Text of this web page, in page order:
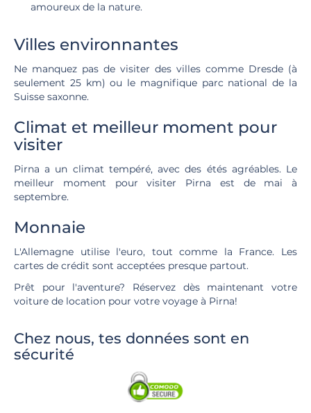
amoureux de la nature.
Villes environnantes
Ne manquez pas de visiter des villes comme Dresde (à
seulement 25 km) ou le magnifique parc national de la
Suisse saxonne.
Climat et meilleur moment pour
visiter
Pirna a un climat tempéré, avec des étés agréables. Le
meilleur moment pour visiter Pirna est de mai à
septembre.
Monnaie
L'Allemagne utilise l'euro, tout comme la France. Les
cartes de crédit sont acceptées presque partout.
Prêt pour l'aventure? Réservez dès maintenant votre
voiture de location pour votre voyage à Pirna!
Chez nous, tes données sont en
sécurité